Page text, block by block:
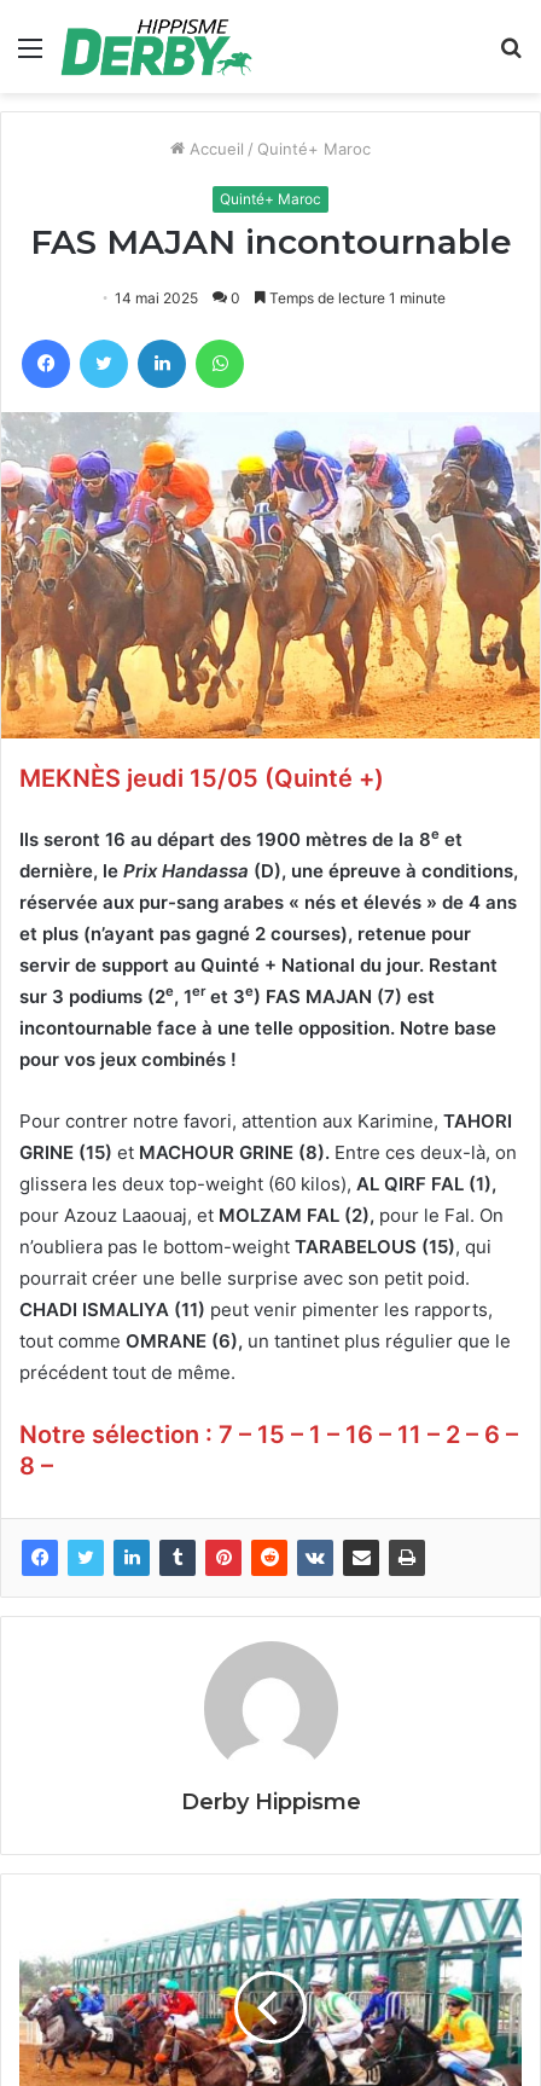
Menu
Accueil / Quinté+ Maroc
Quinté+ Maroc
FAS MAJAN incontournable
14 mai 2025 0 Temps de lecture 1 minute
FacebookTwitter Linkedin
MEKNÈS jeudi 15/05 (Quinté +)
Ils seront 16 au départ des 1900 mètres de la 8e et
dernière, le Prix Handassa (D), une épreuve à conditions,
réservée aux pur-sang arabes « nés et élevés » de 4 ans
et plus (n’ayant pas gagné 2 courses), retenue pour
servir de support au Quinté + National du jour. Restant
sur 3 podiums (2e, 1eret 3e) FAS MAJAN (7) est
incontournable face à une telle opposition. Notre base
pour vos jeux combinés !
Pour contrer notre favori, attention aux Karimine, TAHORI
GRINE (15) et MACHOUR GRINE (8). Entre ces deux-là, on
glissera les deux top-weight (60 kilos), AL QIRF FAL (1),
pour Azouz Laaouaj, et MOLZAM FAL (2), pour le Fal. On
n’oubliera pas le bottom-weight TARABELOUS (15), qui
pourrait créer une belle surprise avec son petit poid.
CHADI ISMALIYA (11) peut venir pimenter les rapports,
tout comme OMRANE (6), un tantinet plus régulier que le
précédent tout de même.
Notre sélection : 7 – 15 – 1 – 16 – 11 – 2 – 6 –
8 –
Derby Hippisme